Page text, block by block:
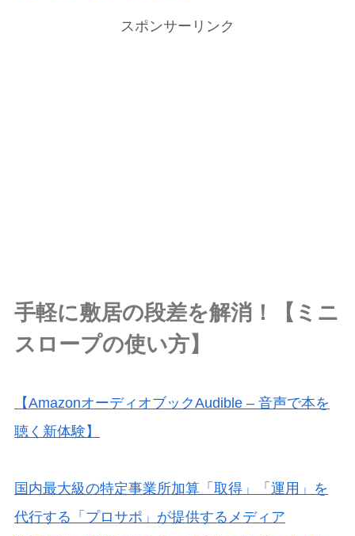
スポンサーリンク
手軽に敷居の段差を解消！【ミニ
スロープの使い方】
【AmazonオーディオブックAudible – 音声で本を
聴く新体験】
国内最大級の特定事業所加算「取得」「運用」を
代行する「プロサポ」が提供するメディア